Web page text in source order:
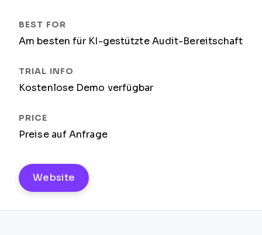
Am besten für KI-gestützte Audit-Bereitschaft
Kostenlose Demo verfügbar
Preise auf Anfrage
Website